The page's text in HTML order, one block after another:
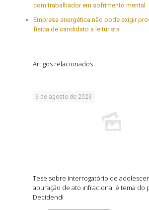
com trabalhador em sofrimento mental
Empresa energética não pode exigir
física de candidato a leiturista
Artigos relacionados
6 de agosto de 2026
Tese sobre interrogatório de
apuração de ato infracional é tema do
Decidendi